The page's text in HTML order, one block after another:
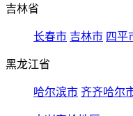
吉林省
长春市 吉林市 四平
黑龙江省
哈尔滨市 齐齐哈尔